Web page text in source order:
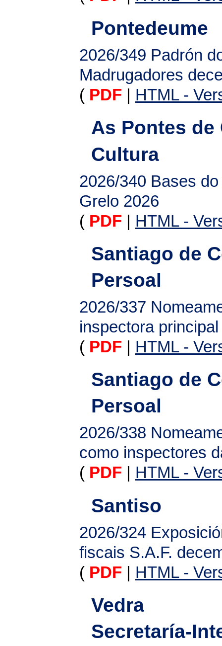
Pontedeume
2026/349 Padrón
Madrugadores
( PDF HTML -
As Pontes de
Cultura
2026/340 Bases
Grelo 2026
( PDF | HTML -
Santiago de
Persoal
2026/337
inspectora
( PDF HTML -
Santiago de
Persoal
2026/338
como inspectores
( PDF HTML -
Santiso
2026/324
fiscais S.A.F.
( PDF | HTML -
Vedra
Secretaría-